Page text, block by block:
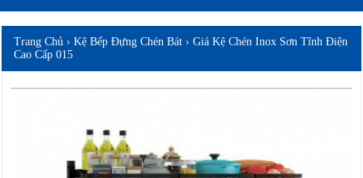
Trang Chủ ›Kệ Bếp Đựng Chén Bát ›Giá Kệ Chén Inox Sơn Tĩnh Điện
Cao Cấp 015